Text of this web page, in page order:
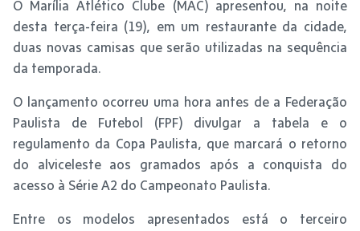
O Marília Atlético Clube (MAC) apresentou, na noite
desta terça-feira (19), em um restaurante da cidade,
duas novas camisas que serão utilizadas na sequência
da temporada.
O lançamento ocorreu uma hora antes de a Federação
Paulista de Futebol (FPF) divulgar a tabela e o
regulamento da Copa Paulista, que marcará o retorno
do alviceleste aos gramados após a conquista do
acesso à Série A2 do Campeonato Paulista.
Entre os modelos apresentados está o terceiro